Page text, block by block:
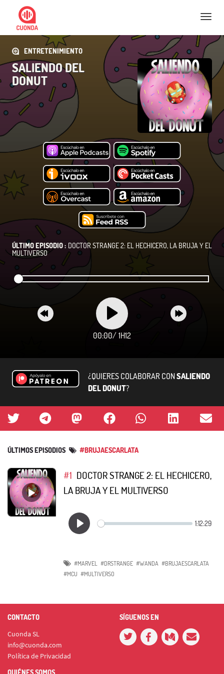
Nav
ENTRETENIMIENTO
SALIENDO DEL
DONUT
ÚLTIMO EPISODIO : DOCTOR STRANGE 2: EL HECHICERO, LA BRUJA Y EL
MULTIVERSO
00:00/ 1H12
¿QUIERES COLABORAR CONSALIENDO
DEL DONUT?
ÚLTIMOS EPISODIOS #BRUJAESCARLATA
#1 DOCTOR STRANGE 2: EL HECHICERO,
LA BRUJA Y EL MULTIVERSO
#MARVEL #DRSTRANGE #WANDA #BRUJAESCARLATA
#MCU #MULTIVERSO
CONTACTO
Cuonda SL
info@cuonda.com
Política de Privacidad
SÍGUENOS EN
QUIÉNES SOMOS